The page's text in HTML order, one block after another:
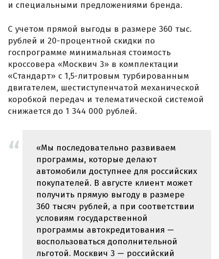
и специальными предложениями бренда.
С учетом прямой выгоды в размере 360 тыс.
рублей и 20-процентной скидки по
госпрограмме минимальная стоимость
кроссовера «Москвич 3» в комплектации
«Стандарт» с 1,5-литровым турбированным
двигателем, шестиступенчатой механической
коробкой передач и телематической системой
снижается до 1 344 000 рублей.
«Мы последовательно развиваем
программы, которые делают
автомобили доступнее для российских
покупателей. В августе клиент может
получить прямую выгоду в размере
360 тысяч рублей, а при соответствии
условиям государственной
программы автокредитования —
воспользоваться дополнительной
льготой. Москвич 3 — российский